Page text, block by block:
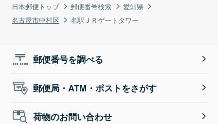
日本郵便トップ 郵便番号検索
愛知県
名古屋市中村区
名駅ＪＲゲートタワー
郵便番号を調べる
郵便局・ATM・ポストをさがす
荷物のお問い合わせ